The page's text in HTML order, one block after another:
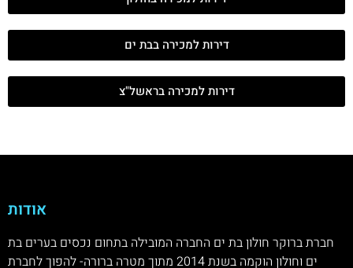
דירות למכירה בבת ים
דירות למכירה בראשל"צ
אודות
חברת ברוקר חולון בת ים החברה המובילה בתחום נכסים בערים בת
ים וחולון הוקמה בשנת 2014 מתוך מטרה ברורה- להפוך לחברת